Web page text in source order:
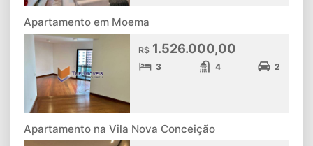
Apartamento em Moema
R$ 1.526.000,00
3 4 2
Apartamento na Vila Nova Conceição